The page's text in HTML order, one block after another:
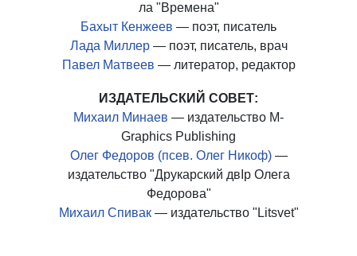
ла "Времена"
Бахыт Кенжеев — поэт, писатель
Лада Миллер— поэт, писатель, врач
Павел Матвеев — литератор, редактор
ИЗДАТЕЛЬСКИЙ СОВЕТ:
Михаил Минаев — издательство M-
Graphics Publishing
Олег Федоров (псев. Олег Никоф)—
издательство "Друкарский двIр Олега
Федорова"
Михаил Спивак— издательство "Litsvet"